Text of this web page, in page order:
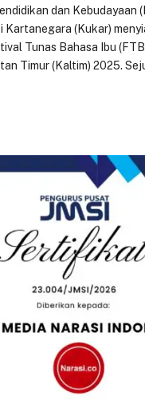
dan Kebudayaan
Kartanegara (Kukar)
Tunas Bahasa Ibu
Timur (Kaltim) 2025.